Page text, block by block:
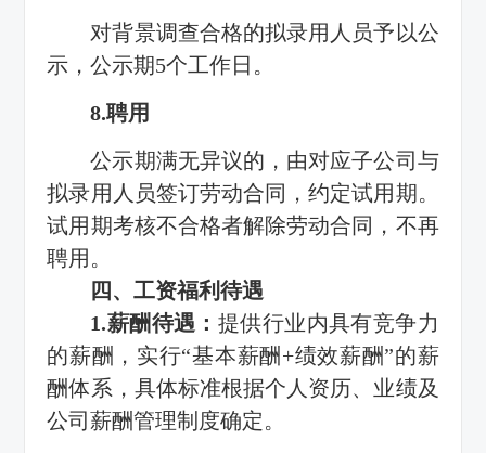
对背景调查合格的拟录用人员予以公
示，公示期5个工作日。
8.聘用
公示期满无异议的，由对应子公司与
拟录用人员签订劳动合同，约定试用期。
试用期考核不合格者解除劳动合同，不再
聘用。
四、工资福利待遇
1.薪酬待遇： 提供行业内具有竞争力
的薪酬，实行“基本薪酬+绩效薪酬”的薪
酬体系，具体标准根据个人资历、业绩及
公司薪酬管理制度确定。